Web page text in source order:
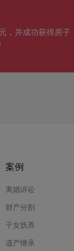
，并成功获得房子
案例
离婚诉讼
财产分割
子女抚养
遗产继承